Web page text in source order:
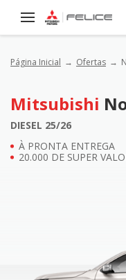
Página Inicial Ofertas
Mitsubishi
DIESEL 25/26
À PRONTA ENTREGA
20.000 DE SUPER